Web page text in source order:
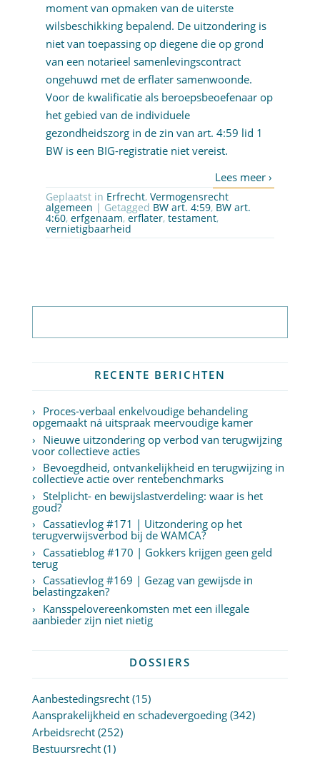
moment van opmaken van de uiterste
wilsbeschikking bepalend. De uitzondering is
niet van toepassing op diegene die op grond
van een notarieel samenlevingscontract
ongehuwd met de erflater samenwoonde.
Voor de kwalificatie als beroepsbeoefenaar op
het gebied van de individuele
gezondheidszorg in de zin van art. 4:59 lid 1
BW is een BIG-registratie niet vereist.
Geplaatst in Erfrecht, Vermogensrecht
algemeen | Getagged BW art. 4:59, BW art.
4:60, erfgenaam, erflater, testament,
vernietigbaarheid
RECENTE BERICHTEN
Proces-verbaal enkelvoudige behandeling
opgemaakt ná uitspraak meervoudige kamer
Nieuwe uitzondering op verbod van terugwijzing
voor collectieve acties
Bevoegdheid, ontvankelijkheid en terugwijzing in
collectieve actie over rentebenchmarks
Stelplicht- en bewijslastverdeling: waar is het
goud?
Cassatievlog #171 | Uitzondering op het
terugverwijsverbod bij de WAMCA?
Cassatieblog #170 | Gokkers krijgen geen geld
terug
Cassatievlog #169 | Gezag van gewijsde in
belastingzaken?
Kansspelovereenkomsten met een illegale
aanbieder zijn niet nietig
DOSSIERS
Aanbestedingsrecht(15)
Aansprakelijkheid en schadevergoeding(342)
Arbeidsrecht(252)
Bestuursrecht(1)